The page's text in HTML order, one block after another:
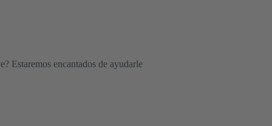
Estaremos encantados de ayudarle